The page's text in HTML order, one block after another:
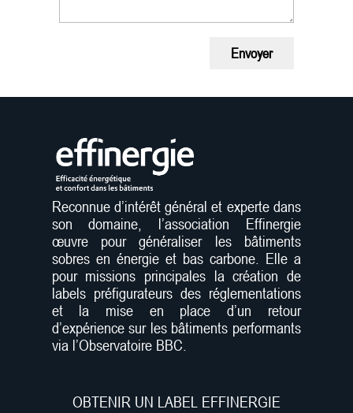
Envoyer
Reconnue d’intérêt général et experte dans
son domaine, l’association Effinergie
œuvre pour généraliser les bâtiments
sobres en énergie et bas carbone. Elle a
pour missions principales la création de
labels préfigurateurs des réglementations
et la mise en place d’un retour
d’expérience sur les bâtiments performants
via l’Observatoire BBC.
OBTENIR UN LABEL EFFINERGIE